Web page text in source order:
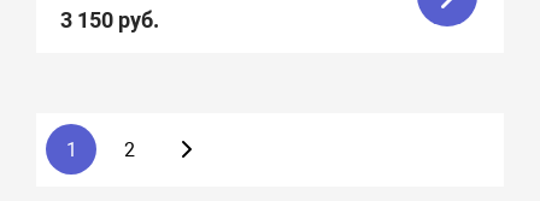
3 150 руб.
1 2